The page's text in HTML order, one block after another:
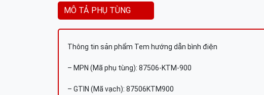
MÔ TẢ PHỤ TÙNG
Thông tin sản phẩm Tem hướng dẫn bình điện
– MPN (Mã phụ tùng): 87506-KTM-900
– GTIN (Mã vạch): 87506KTM900